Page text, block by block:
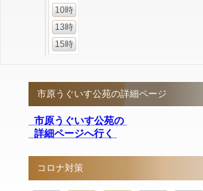
10時
13時
15時
市原うぐいす公苑の詳細ページ
市原うぐいす公苑の
詳細ページへ行く
コロナ対策